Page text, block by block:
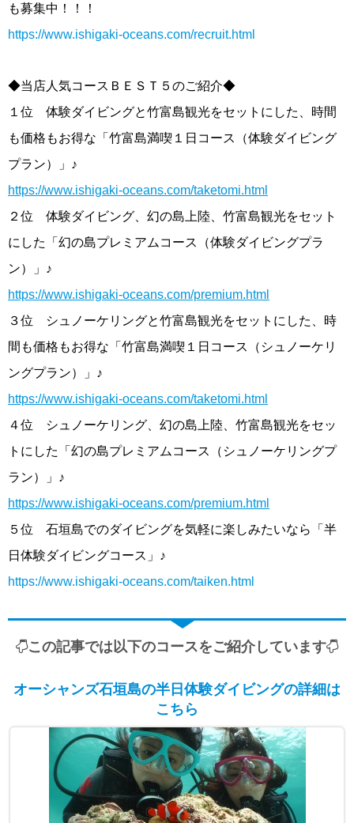
も募集中！！！
https://www.ishigaki-oceans.com/recruit.html
◆当店人気コースＢＥＳＴ５のご紹介◆
１位 体験ダイビングと竹富島観光をセットにした、時間
も価格もお得な「竹富島満喫１日コース（体験ダイビング
プラン）」♪
https://www.ishigaki-oceans.com/taketomi.html
２位 体験ダイビング、幻の島上陸、竹富島観光をセット
にした「幻の島プレミアムコース（体験ダイビングプラ
ン）」♪
https://www.ishigaki-oceans.com/premium.html
３位 シュノーケリングと竹富島観光をセットにした、時
間も価格もお得な「竹富島満喫１日コース（シュノーケリ
ングプラン）」♪
https://www.ishigaki-oceans.com/taketomi.html
４位 シュノーケリング、幻の島上陸、竹富島観光をセッ
トにした「幻の島プレミアムコース（シュノーケリングプ
ラン）」♪
https://www.ishigaki-oceans.com/premium.html
５位 石垣島でのダイビングを気軽に楽しみたいなら「半
日体験ダイビングコース」♪
https://www.ishigaki-oceans.com/taiken.html
この記事では以下のコースをご紹介しています
オーシャンズ石垣島の半日体験ダイビングの詳細は
こちら